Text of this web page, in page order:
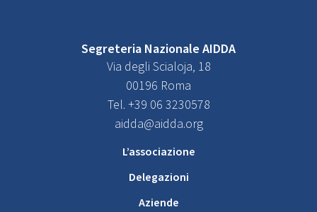
Segreteria Nazionale AIDDA
Via degli Scialoja, 18
00196 Roma
Tel. +39 06 3230578
aidda@aidda.org
L’associazione
Delegazioni
Aziende